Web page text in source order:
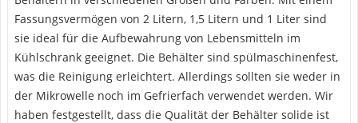
Fassungsvermögen von 2 Litern, 1,5 Litern und 1 Liter sind
sie ideal für die Aufbewahrung von Lebensmitteln im
Kühlschrank geeignet. Die Behälter sind spülmaschinenfest,
was die Reinigung erleichtert. Allerdings sollten sie weder in
der Mikrowelle noch im Gefrierfach verwendet werden. Wir
haben festgestellt, dass die Qualität der Behälter solide ist